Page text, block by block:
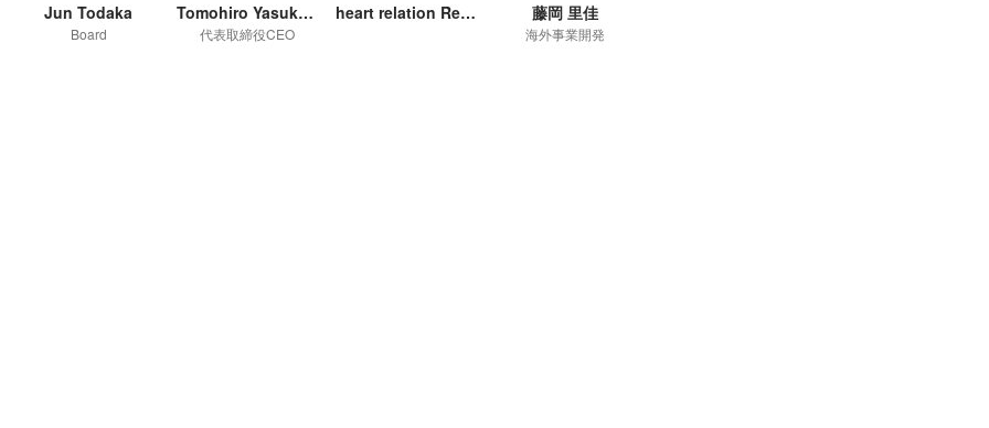
Jun Todaka
Board
Tomohiro Yasukura
代表取締役CEO
heart relation Recruiter 藤岡 里佳
海外事業開発